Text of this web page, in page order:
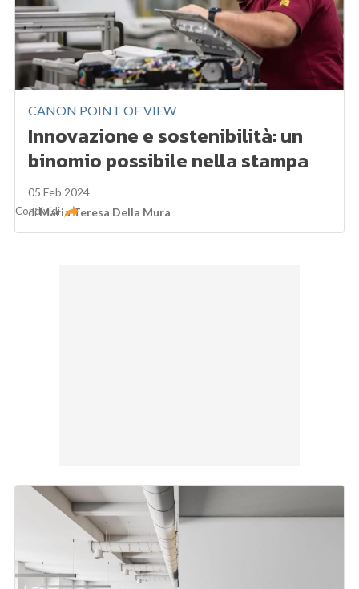
CANON POINT OF VIEW
Innovazione e sostenibilità: un
binomio possibile nella stampa
05 Feb 2024
diMaria Teresa Della Mura
Condividi